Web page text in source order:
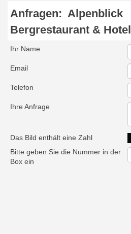
Anfragen: Alpenblick
Bergrestaurant & Hotel
Ihr Name
Email
Telefon
Ihre Anfrage
Das Bild enthält eine Zahl
Bitte geben Sie die Nummer in der
Box ein